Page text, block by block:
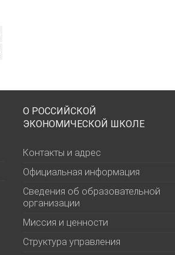
О РОССИЙСКОЙ
ЭКОНОМИЧЕСКОЙ ШКОЛЕ
Контакты и адрес
Официальная информация
Сведения об образовательной
организации
Миссия и ценности
Структура управления